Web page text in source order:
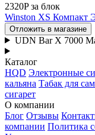
2320P за блок
Winston XS Компакт
Отложить в магазине
UDN Bar X 7000
Каталог
HQD Электронные
кальяна Табак для
сигарет
О компании
Блог Отзывы
компании Политика